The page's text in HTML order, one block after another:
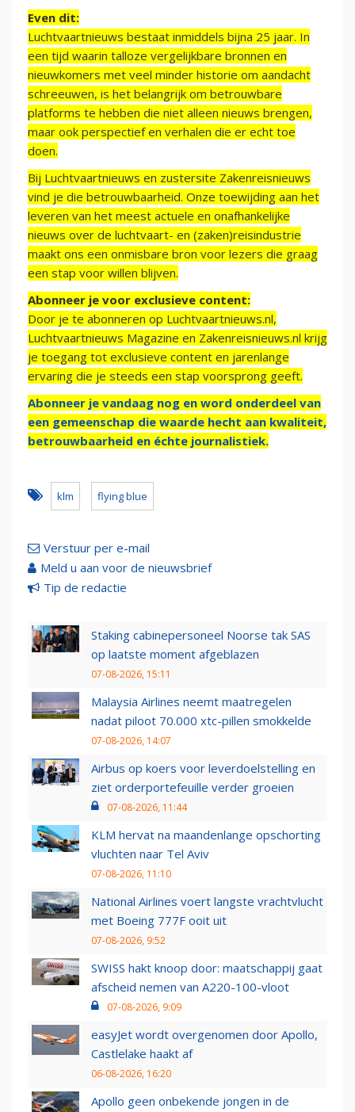
Even dit:
Luchtvaartnieuws bestaat inmiddels bijna 25 jaar. In
een tijd waarin talloze vergelijkbare bronnen en
nieuwkomers met veel minder historie om aandacht
schreeuwen, is het belangrijk om betrouwbare
platforms te hebben die niet alleen nieuws brengen,
maar ook perspectief en verhalen die er echt toe
doen.
Bij Luchtvaartnieuws en zustersite Zakenreisnieuws
vind je die betrouwbaarheid. Onze toewijding aan het
leveren van het meest actuele en onafhankelijke
nieuws over de luchtvaart- en (zaken)reisindustrie
maakt ons een onmisbare bron voor lezers die graag
een stap voor willen blijven.
Abonneer je voor exclusieve content:
Door je te abonneren op Luchtvaartnieuws.nl,
Luchtvaartnieuws Magazine en Zakenreisnieuws.nl krijg
je toegang tot exclusieve content en jarenlange
ervaring die je steeds een stap voorsprong geeft.
Abonneer je vandaag nog en word onderdeel van
een gemeenschap die waarde hecht aan kwaliteit,
betrouwbaarheid en échte journalistiek.
klm flying blue
Verstuur per e-mail
Meld u aan voor de nieuwsbrief
Tip de redactie
Staking cabinepersoneel Noorse tak SAS
op laatste moment afgeblazen
07-08-2026, 15:11
Malaysia Airlines neemt maatregelen
nadat piloot 70.000 xtc-pillen smokkelde
07-08-2026, 14:07
Airbus op koers voor leverdoelstelling en
ziet orderportefeuille verder groeien
07-08-2026, 11:44
KLM hervat na maandenlange opschorting
vluchten naar Tel Aviv
07-08-2026, 11:10
National Airlines voert langste vrachtvlucht
met Boeing 777F ooit uit
07-08-2026, 9:52
SWISS hakt knoop door: maatschappij gaat
afscheid nemen van A220-100-vloot
07-08-2026, 9:09
easyJet wordt overgenomen door Apollo,
Castlelake haakt af
06-08-2026, 16:20
Apollo geen onbekende jongen in de